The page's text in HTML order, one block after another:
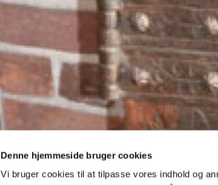
Denne hjemmeside bruger cookies
Vi bruger cookies til at tilpasse vores indhold og